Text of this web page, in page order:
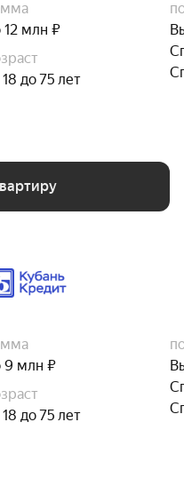
12 млн ₽
18 до 75 лет
9 млн ₽
18 до 75 лет